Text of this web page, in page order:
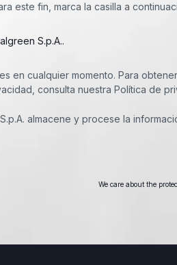
este fin, marca la casilla a
S.p.A..
en cualquier momento. Para
consulta nuestra Política de
almacene y procese la
We care about the